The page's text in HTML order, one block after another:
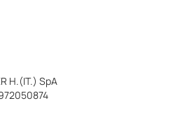
H.(IT.) SpA